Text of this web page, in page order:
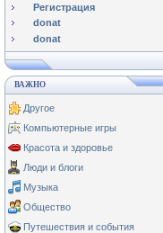
Регистрация
donat
donat
ВАЖНО
Другое
Компьютерные игры
Красота и здоровье
Люди и блоги
Музыка
Общество
Путешествия и события